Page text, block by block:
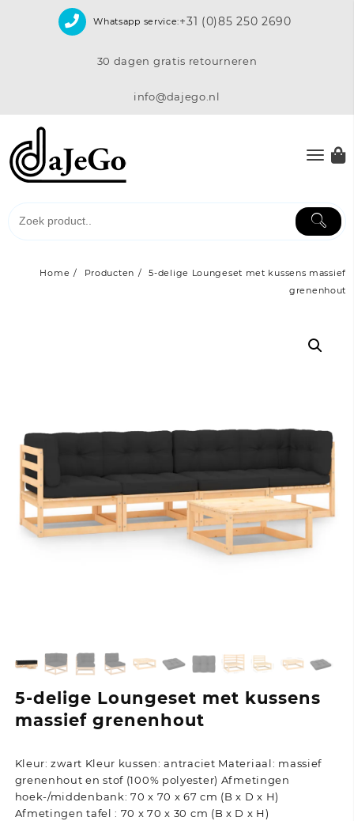
Whatsapp service:+31 (0)85 250 2690
30 dagen gratis retourneren
info@dajego.nl
Home Producten
5-delige Loungeset met kussens massief
grenenhout
5-delige Loungeset met kussens
massief grenenhout
Kleur: zwart Kleur kussen: antraciet Materiaal: massief
grenenhout en stof (100% polyester) Afmetingen
hoek-/middenbank: 70 x 70 x 67 cm (B x D x H)
Afmetingen tafel : 70 x 70 x 30 cm (B x D x H)